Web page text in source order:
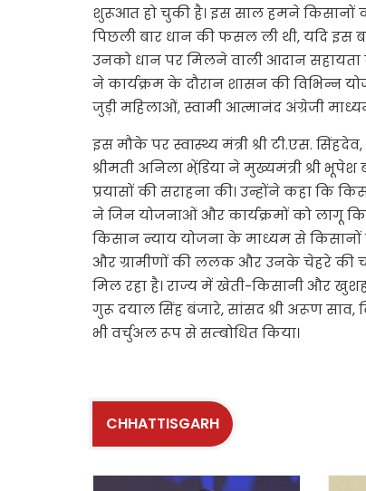
शुरूआत हो चुकी है। इस साल हमने किसानों
पिछली बार धान की फसल ली थी, यदि इस
उनको धान पर मिलने वाली आदान सहायता
ने कार्यक्रम के दौरान शासन की विभिन्न
जुड़ी महिलाओं, स्वामी आत्मानंद अंग्रेजी
इस मौके पर स्वास्थ्य मंत्री श्री टी.एस.
श्रीमती अनिला भेंडि़या ने मुख्यमंत्री श्री
प्रयासों की सराहना की। उन्होंने कहा कि
ने जिन योजनाओं और कार्यक्रमों को लागू
किसान न्याय योजना के माध्यम से किसानों
और ग्रामीणों की ललक और उनके चेहरे की
मिल रहा है। राज्य में खेती-किसानी और
गुरू दयाल सिंह बंजारे, सांसद श्री अरूण साव,
भी वर्चुअल रूप से सम्बोधित किया।
CHHATTISGARH